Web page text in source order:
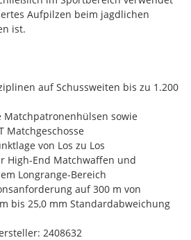
Aufpilzen beim jagdlichen
ist.
auf Schussweiten bis zu 1.200
sowie
Matchgeschosse
von Los zu Los
High-End Matchwaffen und
Longrange-Bereich
auf 300 m von
bis 25,0 mm Standardabweichung
2408632